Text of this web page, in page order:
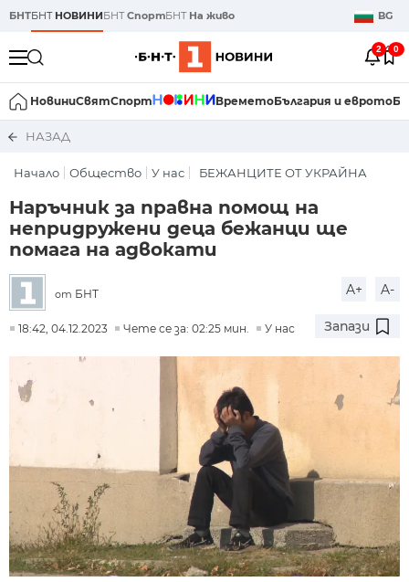
БНТБНТ НОВИНИБНТСпортБНТ На живо BG
2 0
НовиниСвятСпорт ВреметоБългария и еврото
НАЗАД
Начало Общество У нас БЕЖАНЦИТЕ ОТ УКРАЙНА
Наръчник за правна помощ на
непридружени деца бежанци ще
помага на адвокати
от БНТ A+ A-
18:42, 04.12.2023 Чете се за: 02:25 мин. У нас Запази